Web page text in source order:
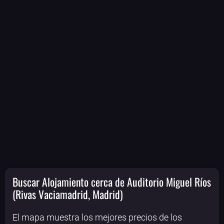
Buscar Alojamiento cerca de Auditorio Miguel Ríos
(Rivas Vaciamadrid, Madrid)
El mapa muestra los mejores precios de los